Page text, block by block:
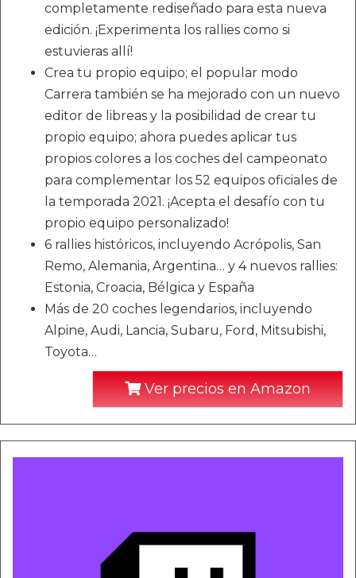
completamente rediseñado para esta nueva
edición. ¡Experimenta los rallies como si
estuvieras allí!
Crea tu propio equipo; el popular modo
Carrera también se ha mejorado con un nuevo
editor de libreas y la posibilidad de crear tu
propio equipo; ahora puedes aplicar tus
propios colores a los coches del campeonato
para complementar los 52 equipos oficiales de
la temporada 2021. ¡Acepta el desafío con tu
propio equipo personalizado!
6 rallies históricos, incluyendo Acrópolis, San
Remo, Alemania, Argentina… y 4 nuevos rallies:
Estonia, Croacia, Bélgica y España
Más de 20 coches legendarios, incluyendo
Alpine, Audi, Lancia, Subaru, Ford, Mitsubishi,
Toyota…
Ver precios en Amazon